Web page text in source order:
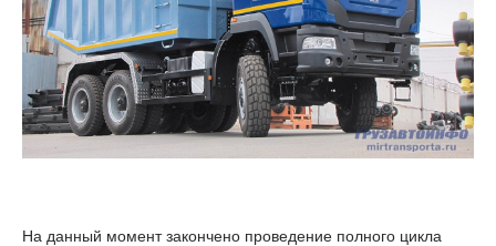
На данный момент закончено проведение полного цикла